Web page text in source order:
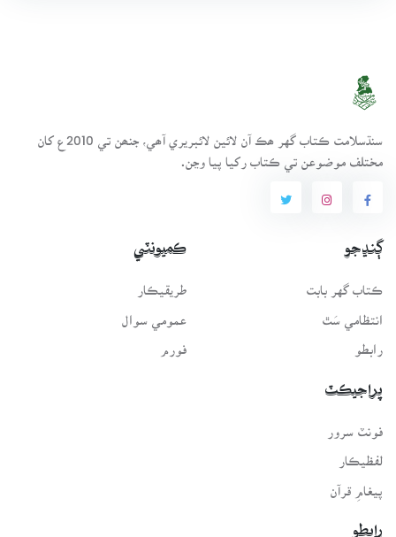
سنڌسلامت ڪتاب گهر ھڪ آن لائين لائبريري آھي، جنھن تي 2010ع کان
مختلف موضوعن تي ڪتاب رکيا پيا وڃن.
ڳنڍجو
ڪتاب گهر بابت
انتظامي سَٿ
رابطو
ڪميونٽي
طريقيڪار
عمومي سوال
فورم
پراجيڪٽ
لفظيڪار
پيغامِ قرآن